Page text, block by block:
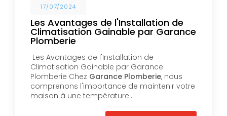
17/07/2024
Les Avantages de l'Installation de
Climatisation Gainable par Garance
Plomberie
Les Avantages de l'Installation de
Climatisation Gainable par Garance
Plomberie Chez Garance Plomberie, nous
comprenons l'importance de maintenir votre
maison à une température…